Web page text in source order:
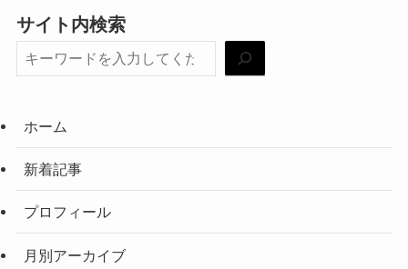
サイト内検索
ホーム
新着記事
プロフィール
月別アーカイブ